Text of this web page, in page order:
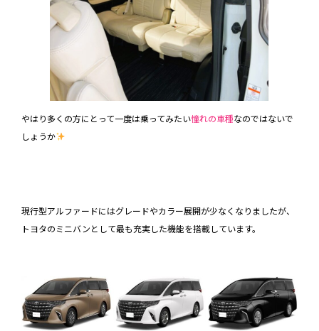
やはり多くの方にとって一度は乗ってみたい憧れの車種なのではないで
しょうか
現行型アルファードにはグレードやカラー展開が少なくなりましたが、
トヨタのミニバンとして最も充実した機能を搭載しています。